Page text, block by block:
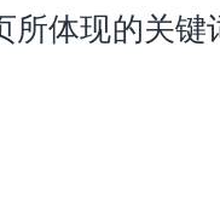
所体现的关键